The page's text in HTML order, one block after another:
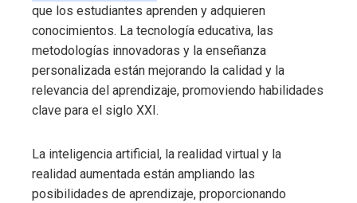
que los estudiantes aprenden y adquieren
conocimientos. La tecnología educativa, las
metodologías innovadoras y la enseñanza
personalizada están mejorando la calidad y la
relevancia del aprendizaje, promoviendo habilidades
clave para el siglo XXI.
La inteligencia artificial, la realidad virtual y la
realidad aumentada están ampliando las
posibilidades de aprendizaje, proporcionando